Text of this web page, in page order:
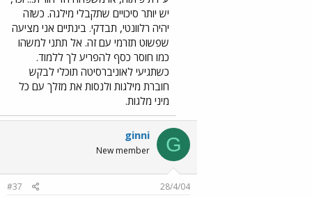
יש יותר סיכויים שתקבלי מילגה. כשזה
יהיה רלוונטי, תבדקי. בינתיים אני מציעה
שפשוט תזרמי עם זה. אל תתני למשהו
כמו חוסר כסף להפריע לך ללמוד.
כשתגיעי לאוניברסיטה תוכלי לבקש
חוברת מילגות ולנסות את מזלך עם כל
מיני מלגות.
G
ginni
New member
28/4/04
#37